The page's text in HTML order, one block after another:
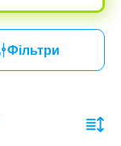
Фільтри